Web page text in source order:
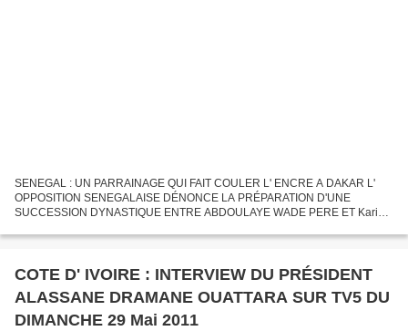
SENEGAL : UN PARRAINAGE QUI FAIT COULER L' ENCRE A DAKAR L'
OPPOSITION SENEGALAISE DÉNONCE LA PRÉPARATION D'UNE
SUCCESSION DYNASTIQUE ENTRE ABDOULAYE WADE PERE ET Karim
succession dynastique...
COTE D' IVOIRE : INTERVIEW DU PRÉSIDENT
ALASSANE DRAMANE OUATTARA SUR TV5 DU
DIMANCHE 29 Mai 2011